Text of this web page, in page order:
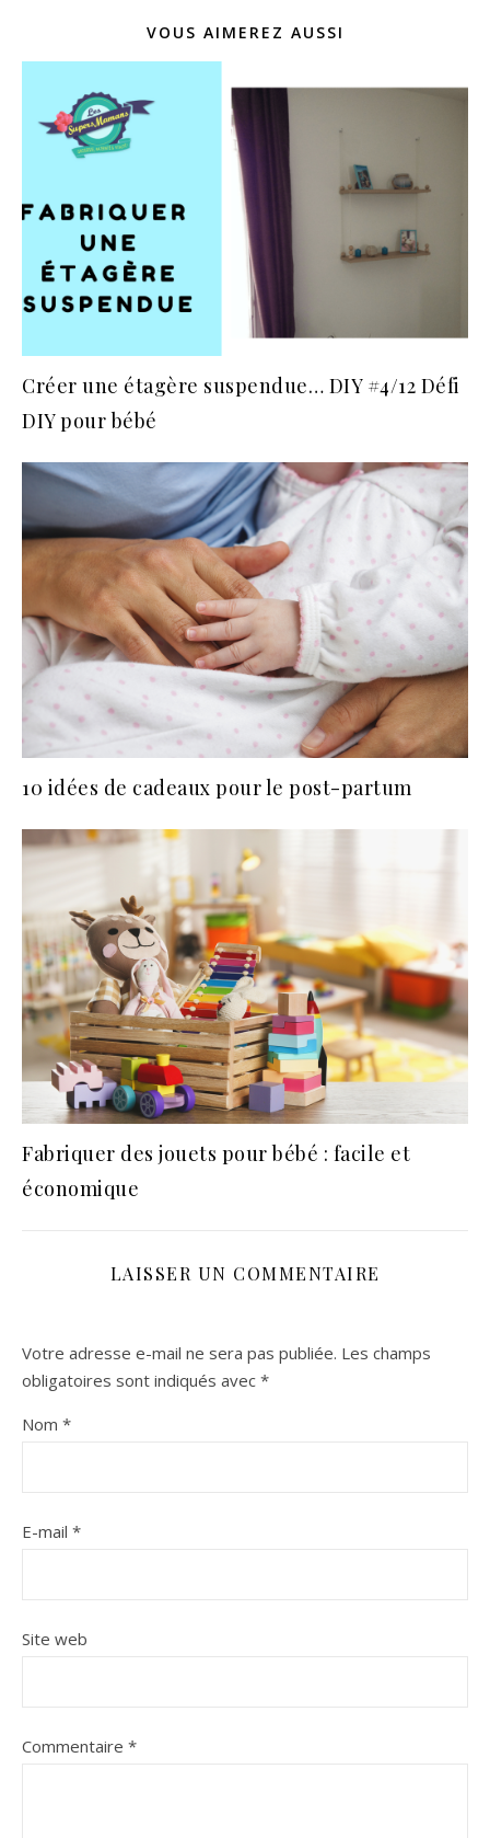
VOUS AIMEREZ AUSSI
Créer une étagère suspendue… DIY #4/12 Défi
DIY pour bébé
10 idées de cadeaux pour le post-partum
Fabriquer des jouets pour bébé : facile et
économique
LAISSER UN COMMENTAIRE
Votre adresse e-mail ne sera pas publiée. Les champs
obligatoires sont indiqués avec *
Nom *
E-mail *
Site web
Commentaire *